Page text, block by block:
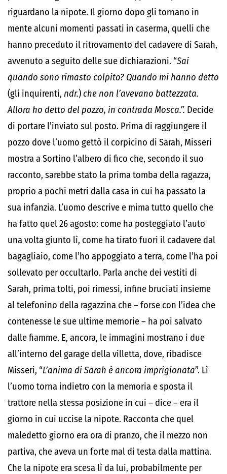
riguardano la nipote. Il giorno dopo gli tornano in
mente alcuni momenti passati in caserma, quelli che
hanno preceduto il ritrovamento del cadavere di Sarah,
avvenuto a seguito delle sue dichiarazioni. “Sai
quando sono rimasto colpito? Quando mi hanno detto
(gli inquirenti, ndr.)che non l’avevano battezzata.
Allora ho detto del pozzo, in contrada Mosca.”. Decide
di portare l’inviato sul posto. Prima di raggiungere il
pozzo dove l’uomo gettò il corpicino di Sarah, Misseri
mostra a Sortino l’albero di fico che, secondo il suo
racconto, sarebbe stato la prima tomba della ragazza,
proprio a pochi metri dalla casa in cui ha passato la
sua infanzia. L’uomo descrive e mima tutto quello che
ha fatto quel 26 agosto: come ha posteggiato l’auto
una volta giunto lì, come ha tirato fuori il cadavere dal
bagagliaio, come l’ho appoggiato a terra, come l’ha poi
sollevato per occultarlo. Parla anche dei vestiti di
Sarah, prima tolti, poi rimessi, infine bruciati insieme
al telefonino della ragazzina che – forse con l’idea che
contenesse le sue ultime memorie – ha poi salvato
dalle fiamme. E, ancora, le immagini mostrano i due
all’interno del garage della villetta, dove, ribadisce
Misseri, “L’anima di Sarah è ancora imprigionata”. Lì
l’uomo torna indietro con la memoria e sposta il
trattore nella stessa posizione in cui – dice – era il
giorno in cui uccise la nipote. Racconta che quel
maledetto giorno era ora di pranzo, che il mezzo non
partiva, che aveva un forte mal di testa dalla mattina.
Che la nipote era scesa lì da lui, probabilmente per